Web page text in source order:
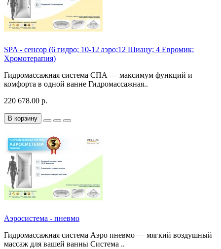
SPA - сенсор (6 гидро; 10-12 аэро;12 Шиацу; 4 Евромик;
Хромотерапия)
Гидромассажная система СПА — максимум функций и
комфорта в одной ванне Гидромассажная..
220 678.00 р.
В корзину
Аэросистема - пневмо
Гидромассажная система Аэро пневмо — мягкий воздушный
массаж для вашей ванны Система ..